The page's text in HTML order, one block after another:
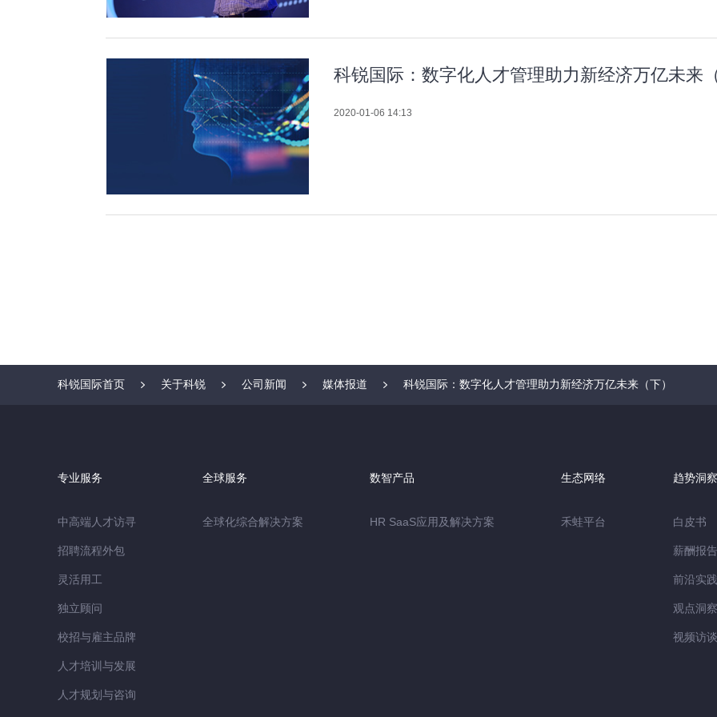
科锐国际：数字化人才管理助力新经济万亿未来
2020-01-06 14:13
科锐国际首页 关于科锐 公司新闻 媒体报道 科锐国际：数字化人才管理助力新经济万亿未来（下）
专业服务
中高端人才访寻
招聘流程外包
灵活用工
独立顾问
校招与雇主品牌
人才培训与发展
人才规划与咨询
全球服务
全球化综合解决方案
数智产品
HR SaaS应用及解决方案
生态网络
禾蛙平台
趋势洞察
白皮书
薪酬报告
前沿实践
观点洞察
视频访谈